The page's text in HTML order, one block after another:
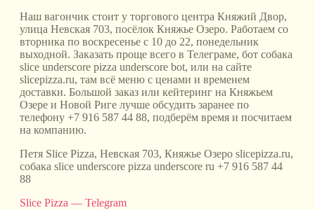
Наш вагончик стоит у торгового центра Княжий Двор,
улица Невская 703, посёлок Княжье Озеро. Работаем со
вторника по воскресенье с 10 до 22, понедельник
выходной. Заказать проще всего в Телеграме, бот собака
slice underscore pizza underscore bot, или на сайте
slicepizza.ru, там всё меню с ценами и временем
доставки. Большой заказ или кейтеринг на Княжьем
Озере и Новой Риге лучше обсудить заранее по
телефону +7 916 587 44 88, подберём время и посчитаем
на компанию.
Петя Slice Pizza, Невская 703, Княжье Озеро slicepizza.ru,
собака slice underscore pizza underscore ru +7 916 587 44
88
Slice Pizza — Telegram